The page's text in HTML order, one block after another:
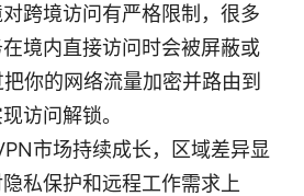
跨境访问有严格限制，很多
境内直接访问时会被屏蔽或
你的网络流量加密并路由到
访问解锁。
市场持续成长，区域差异显
私保护和远程工作需求上